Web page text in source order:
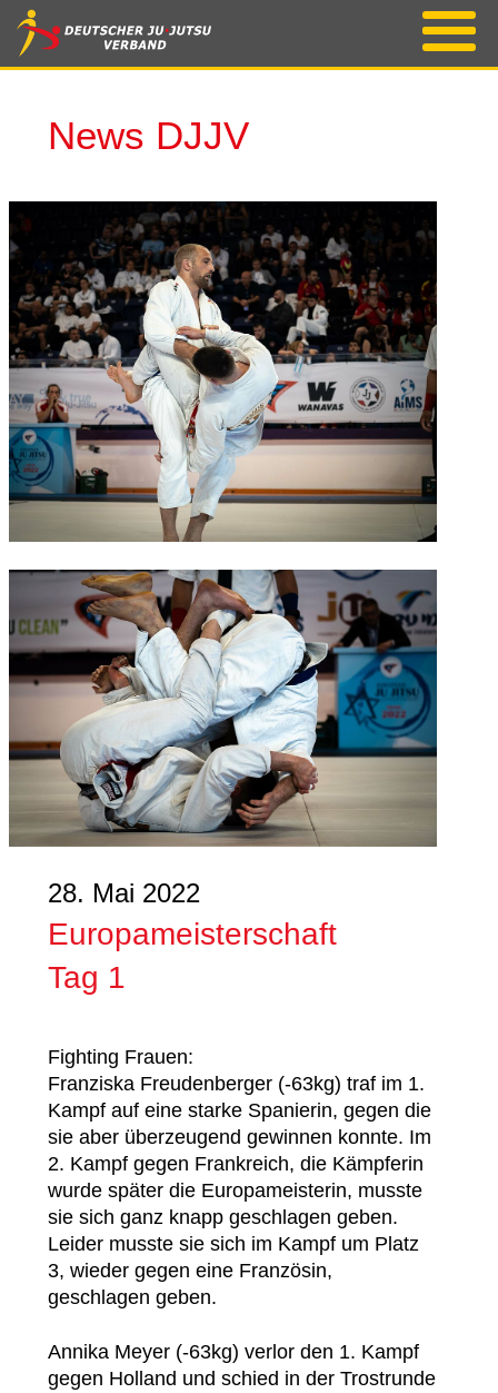
News DJJV
28. Mai 2022
Europameisterschaft
Tag 1
Fighting Frauen:
Franziska Freudenberger (-63kg) traf im 1.
Kampf auf eine starke Spanierin, gegen die
sie aber überzeugend gewinnen konnte. Im
2. Kampf gegen Frankreich, die Kämpferin
wurde später die Europameisterin, musste
sie sich ganz knapp geschlagen geben.
Leider musste sie sich im Kampf um Platz
3, wieder gegen eine Französin,
geschlagen geben.
Annika Meyer (-63kg) verlor den 1. Kampf
gegen Holland und schied in der Trostrunde